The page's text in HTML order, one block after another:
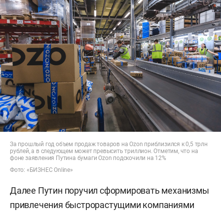
За прошлый год объем продаж товаров на Ozon приблизился к 0,5 трлн
рублей, а в следующем может превысить триллион. Отметим, что на
фоне заявления Путина бумаги Ozon подскочили на 12%
Фото: «БИЗНЕС Online»
Далее Путин поручил сформировать механизмы
привлечения быстрорастущими компаниями